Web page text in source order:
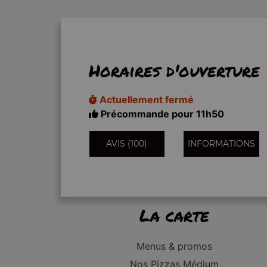
Horaires d'ouverture
Actuellement fermé
Précommande pour 11h50
AVIS (100) INFORMATIONS
La carte
Menus & promos
Nos Pizzas Médium